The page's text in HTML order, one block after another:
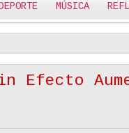
DEPORTE MÚSICA
Efecto